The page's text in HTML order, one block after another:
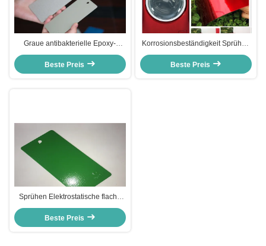
Graue antibakterielle Epoxy-
Pulverbeschichtung Faltenstruktur
Chemikalienbeständigkeit
Beste Preis
Korrosionsbeständigkeit Sprühen
Epoxidhalzfarbe für
Metallveredelung hat ISO
Beste Preis
Sprühen Elektrostatische flache
Textur Pulvermantel mit hoher
äußerer Stabilität
Beste Preis